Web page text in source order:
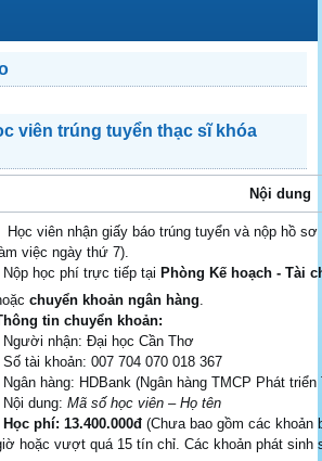
viên trúng tuyển thạc sĩ khóa
Nội dung
Học viên nhận giấy báo trúng tuyển và nộp hồ
việc ngày thứ 7).
Nộp họcphítrựctiếptại Phòng Kế hoạch -Tài
chuyển khoảnngân hàng.
tinchuyển khoản:
Ngườinhận:Đại họcCầnThơ
Sốtài khoản:007704070018367
Ngân hàng: HDBank (Ngân hàngTMCP Pháttriển
Nộidung:Mãsốhọcviên –Họtên
Họcphí:13.400.000đ (Chưa baogồmcác khoản
hoặcvượtquá 15tínchỉ.Các khoảnphátsinh